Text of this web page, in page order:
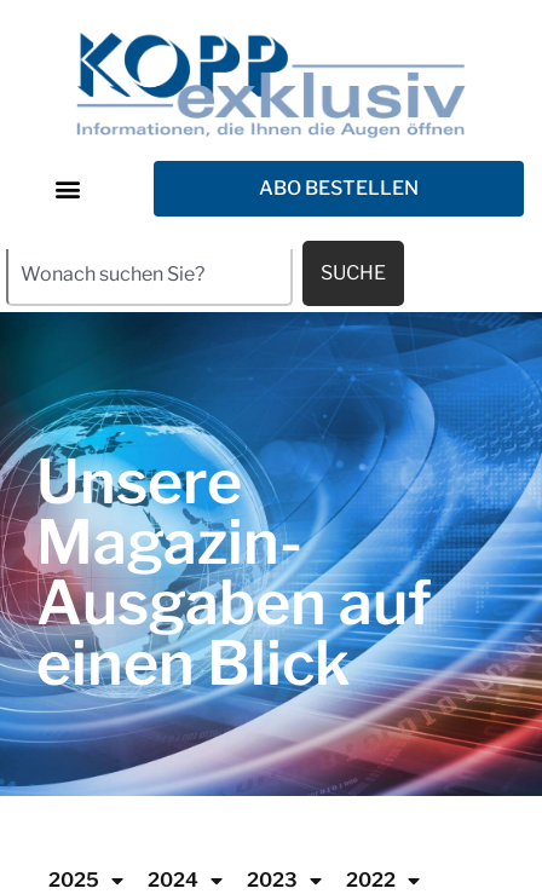
ABO BESTELLEN
SUCHE
Unsere
Magazin-
Ausgaben auf
einen Blick
2025 2024 2023 2022